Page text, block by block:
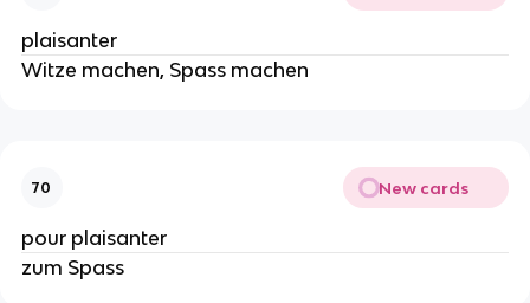
plaisanter
Witze machen, Spass machen
70 New cards
pour plaisanter
zum Spass